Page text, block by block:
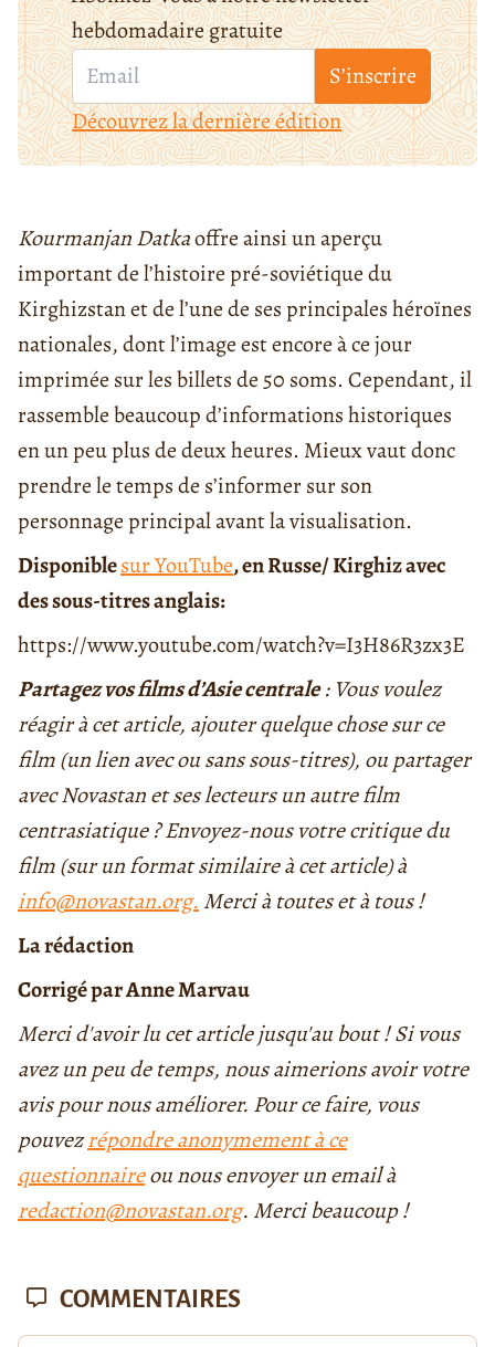
hebdomadaire gratuite
S’inscrire
Découvrez la dernière édition
Kourmanjan Datkaoffre ainsi un aperçu
important de l’histoire pré-soviétique du
Kirghizstan et de l’une de ses principales héroïnes
nationales, dont l’image est encore à ce jour
imprimée sur les billets de 50 soms. Cependant, il
rassemble beaucoup d’informations historiques
en un peu plus de deux heures. Mieux vaut donc
prendre le temps de s’informer sur son
personnage principal avant la visualisation.
Disponiblesur YouTube, en Russe/ Kirghiz avec
des sous-titres anglais:
https://www.youtube.com/watch?v=I3H86R3zx3E
Partagez vos films d’Asie centrale: Vous voulez
réagir à cet article, ajouter quelque chose sur ce
film (un lien avec ou sans sous-titres), ou partager
avec Novastan et ses lecteurs un autre film
centrasiatique ? Envoyez-nous votre critique du
film (sur un format similaire à cet article) à
info@novastan.org. Merci à toutes et à tous !
La rédaction
Corrigé par Anne Marvau
Merci d'avoir lu cet article jusqu'au bout ! Si vous
avez un peu de temps, nous aimerions avoir votre
avis pour nous améliorer. Pour ce faire, vous
pouvezrépondre anonymement à ce
questionnaireou nous envoyer un email à
redaction@novastan.org. Merci beaucoup !
COMMENTAIRES